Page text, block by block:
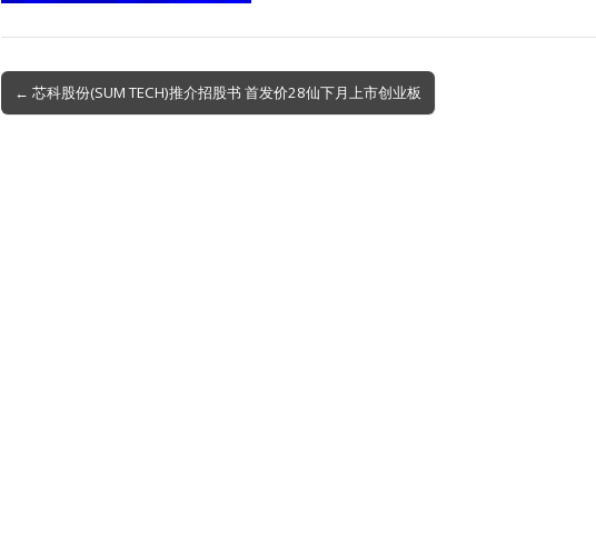
Post
navigation
← 芯科股份(SUM TECH)推介招股书 首发价28仙下月上市创业板